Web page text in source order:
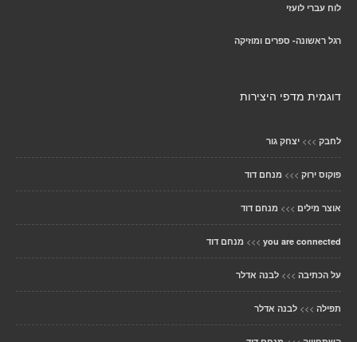
לוח עברי לועזי
רגל ראשונה- ספרים ומוזיקה
דוגמית מדפי היצירות
לחבק >>> יצחק גור
פוקוס ירוק >>> מנחם דוד
אוצר מילים >>> מנחם דוד
you are connected
>>> מנחם דוד
על הכתיבה >>> לבנה אדלר
תפילה >>> לבנה אדלר